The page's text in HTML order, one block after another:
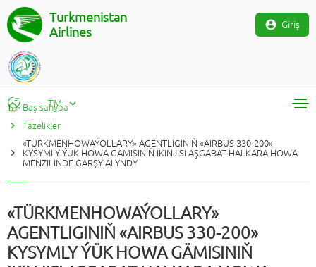
Turkmenistan
Airlines
Giriş
TM
RU
TM
EN
Baş sahypa
Täzelikler
«TÜRKMENHOWAÝOLLARY» AGENTLIGINIŇ «AIRBUS 330-200»
KYSYMLY ÝÜK HOWA GÄMISINIŇ IKINJISI AŞGABAT HALKARA HOWA
MENZILINDE GARŞY ALYNDY
«TÜRKMENHOWAÝOLLARY»
AGENTLIGINIŇ «AIRBUS 330-200»
KYSYMLY ÝÜK HOWA GÄMISINIŇ